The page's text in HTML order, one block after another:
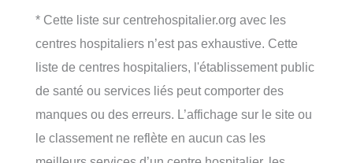
* Cette liste sur centrehospitalier.org avec les
centres hospitaliers n’est pas exhaustive. Cette
liste de centres hospitaliers, l'établissement public
de santé ou services liés peut comporter des
manques ou des erreurs. L’affichage sur le site ou
le classement ne reflète en aucun cas les